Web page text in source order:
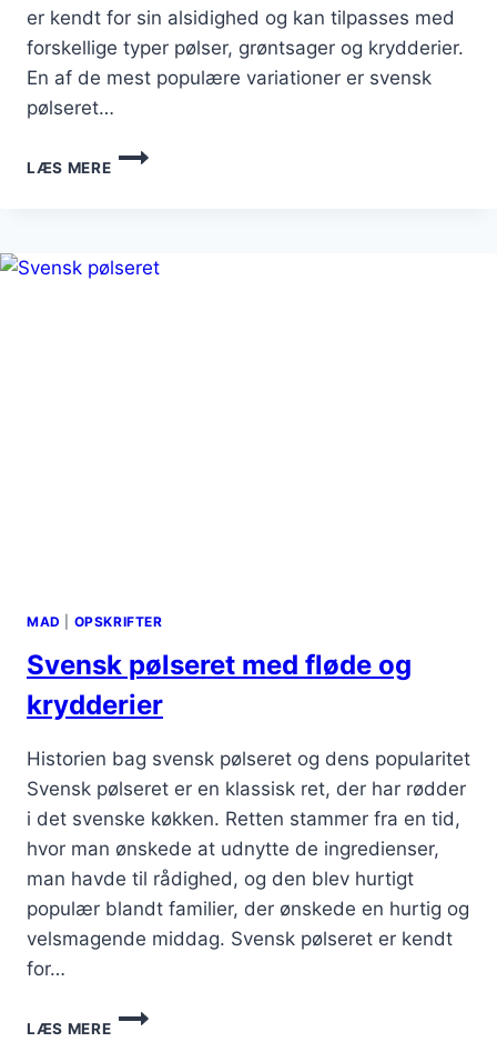
er kendt for sin alsidighed og kan tilpasses med
forskellige typer pølser, grøntsager og krydderier.
En af de mest populære variationer er svensk
pølseret…
LÆS MERE
SVENSK
PØLSERET
EKSTRA
MAD OPSKRIFTER
Svensk pølseret med fløde og
krydderier
Historien bag svensk pølseret og dens popularitet
Svensk pølseret er en klassisk ret, der har rødder
i det svenske køkken. Retten stammer fra en tid,
hvor man ønskede at udnytte de ingredienser,
man havde til rådighed, og den blev hurtigt
populær blandt familier, der ønskede en hurtig og
velsmagende middag. Svensk pølseret er kendt
for…
LÆS MERE
SVENSK
PØLSERET